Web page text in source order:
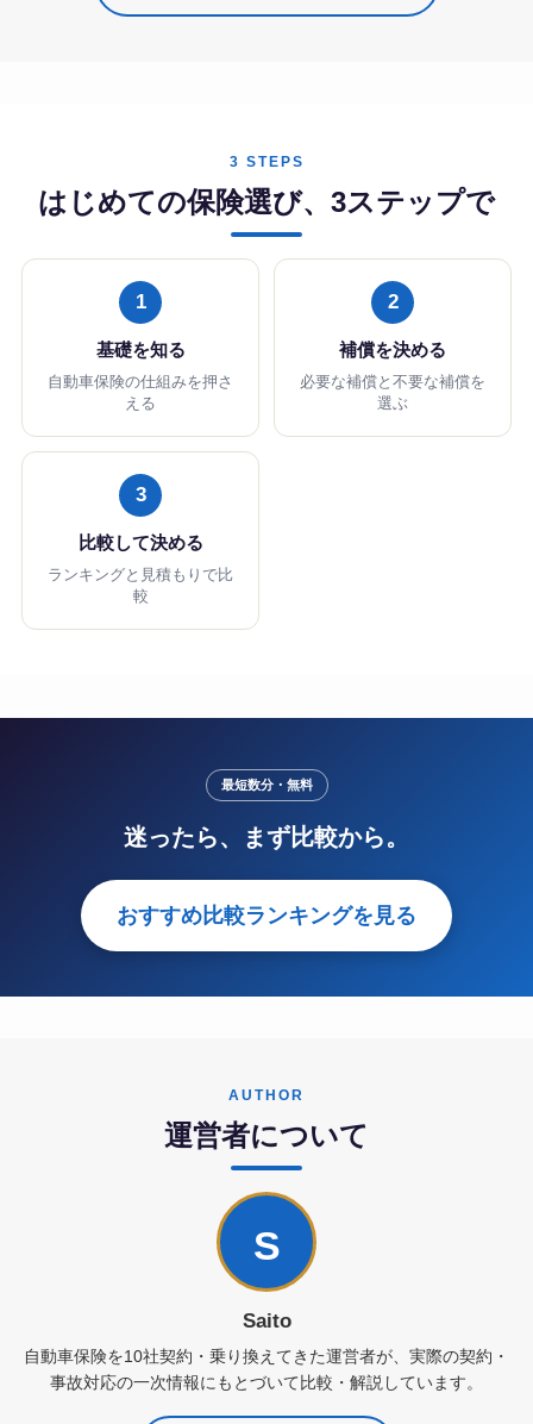
3 STEPS
はじめての保険選び、3ステップで
1
基礎を知る
自動車保険の仕組みを押さ
える
2
補償を決める
必要な補償と不要な補償を
選ぶ
3
比較して決める
ランキングと見積もりで比
較
最短数分・無料
迷ったら、まず比較から。
おすすめ比較ランキングを見る
AUTHOR
運営者について
S
Saito
自動車保険を10社契約・乗り換えてきた運営者が、実際の契約・
事故対応の一次情報にもとづいて比較・解説しています。